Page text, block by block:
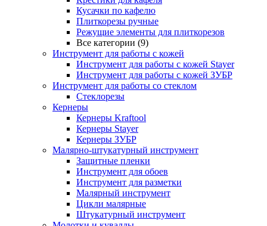
Кусачки по кафелю
Плиткорезы ручные
Режущие элементы для плиткорезов
Все категории (9)
Инструмент для работы с кожей
Инструмент для работы с кожей Stayer
Инструмент для работы с кожей ЗУБР
Инструмент для работы со стеклом
Стеклорезы
Кернеры
Кернеры Kraftool
Кернеры Stayer
Кернеры ЗУБР
Малярно-штукатурный инструмент
Защитные пленки
Инструмент для обоев
Инструмент для разметки
Малярный инструмент
Цикли малярные
Штукатурный инструмент